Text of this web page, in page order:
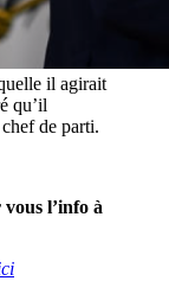
il agirait
qu’il
de parti.
l’info à